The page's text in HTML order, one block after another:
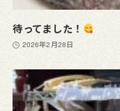
待ってました！
2026年2月28日